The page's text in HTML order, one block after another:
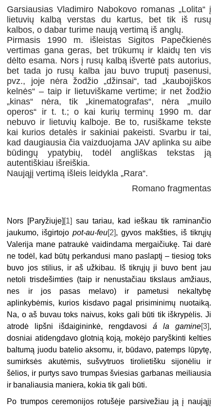
Garsiausias Vladimiro Nabokovo romanas „Lolita“ į
lietuvių kalbą verstas du kartus, bet tik iš rusų
kalbos, o dabar turime naują vertimą iš anglų.
Pirmasis 1990 m. išleistas Sigitos Papečkienės
vertimas gana geras, bet trūkumų ir klaidų ten vis
dėlto esama. Nors į rusų kalbą išvertė pats autorius,
bet tada jo rusų kalba jau buvo truputį pasenusi,
pvz., joje nėra žodžio „džinsai“, tad „kaubojiškos
kelnės“ – taip ir lietuviškame vertime; ir net žodžio
„kinas“ nėra, tik „kinematografas“, nėra „muilo
operos“ ir t. t.; o kai kurių terminų 1990 m. dar
nebuvo ir lietuvių kalboje. Be to, rusiškame tekste
kai kurios detalės ir sakiniai pakeisti. Svarbu ir tai,
kad daugiausia čia vaizduojama JAV aplinka su aibe
būdingų ypatybių, todėl angliškas tekstas ją
autentiškiau išreiškia.
Naująjį vertimą išleis leidykla „Rara“.
Romano fragmentas
Nors [Paryžiuje] [1] sau tariau, kad ieškau tik raminančio
jaukumo, išgirtojopot-au-feu[2], gyvos makšties, iš tikrųjų
Valerija mane patraukė vaidindama mergaičiukę. Tai darė
ne todėl, kad būtų perkandusi mano paslaptį – tiesiog toks
buvo jos stilius, ir aš užkibau. Iš tikrųjų ji buvo bent jau
netoli trisdešimties (taip ir nenustačiau tikslaus amžiaus,
nes ir jos pasas melavo) ir pametusi nekaltybę
aplinkybėmis, kurios kisdavo pagal prisiminimų nuotaiką.
Na, o aš buvau toks naivus, koks gali būti tik iškrypėlis. Ji
atrodė lipšni išdaigininkė, rengdavosi á la gamine[3],
dosniai atidengdavo glotnią koją, mokėjo paryškinti kelties
baltumą juodu batelio aksomu, ir, būdavo, patemps lūpytę,
sumirksės akutėmis, sušvytruos tirolietišku sijonėliu ir
šėlios, ir purtys savo trumpas šviesias garbanas meiliausia
ir banaliausia maniera, kokia tik gali būti.
Po trumpos ceremonijos rotušėje parsivežiau ją į naująjį